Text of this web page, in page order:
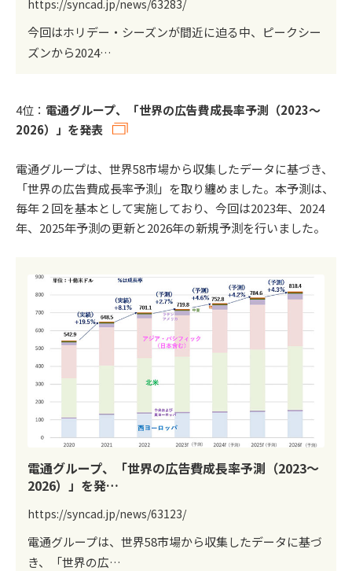
https://syncad.jp/news/63283/
今回はホリデー・シーズンが間近に迫る中、ピークシー
ズンから2024…
4位： 電通グループ、「世界の広告費成長率予測（2023～
2026）」を発表
電通グループは、世界58市場から収集したデータに基づき、
「世界の広告費成長率予測」を取り纏めました。本予測は、
毎年２回を基本として実施しており、今回は2023年、2024
年、2025年予測の更新と2026年の新規予測を行いました。
電通グループ、「世界の広告費成長率予測（2023～
2026）」を発…
https://syncad.jp/news/63123/
電通グループは、世界58市場から収集したデータに基づ
き、「世界の広…